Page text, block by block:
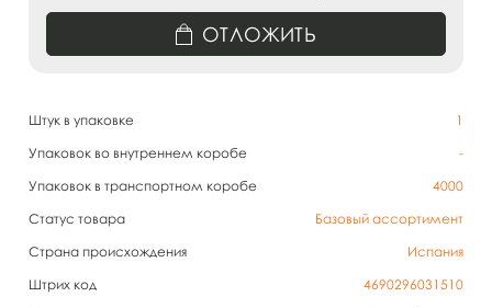
Штук в упаковке
1
Упаковок во внутреннем коробе
-
Упаковок в транспортном коробе
4000
Статус товара
Базовый ассортимент
Страна происхождения
Испания
Штрих код
4690296031510
ОТЛОЖИТЬ